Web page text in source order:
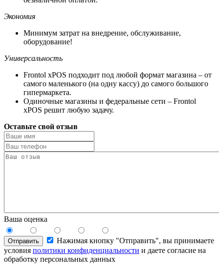
Экономия
Минимум затрат на внедрение, обслуживание,
оборудование!
Универсальность
Frontol xPOS подходит под любой формат магазина – от
самого маленького (на одну кассу) до самого большого
гипермаркета.
Одиночные магазины и федеральные сети – Frontol
xPOS решит любую задачу.
Оставьте свой отзыв
Ваша оценка
Отправить
Нажимая кнопку "Отправить", вы принимаете
условия политики конфиденциальности и даете согласие на
обработку персональных данных